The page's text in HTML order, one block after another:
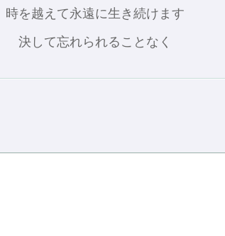
時を越えて永遠に生き続けます
決して忘れられることなく